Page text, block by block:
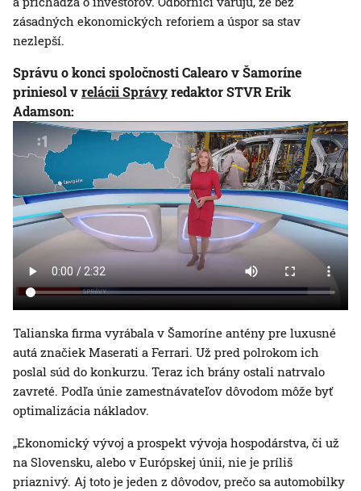
zásadných ekonomických reforiem a úspor sa stav
nezlepší.
Správu o konci spoločnosti Calearo v Šamoríne
priniesol vrelácii Správyredaktor STVR Erik
Adamson:
Talianska firma vyrábala v Šamoríne antény pre luxusné
autá značiek Maserati a Ferrari. Už pred polrokom ich
poslal súd do konkurzu. Teraz ich brány ostali natrvalo
zavreté. Podľa únie zamestnávateľov dôvodom môže byť
optimalizácia nákladov.
„Ekonomický vývoj a prospekt vývoja hospodárstva, či už
na Slovensku, alebo v Európskej únii, nie je príliš
priaznivý. Aj toto je jeden z dôvodov, prečo sa automobilky